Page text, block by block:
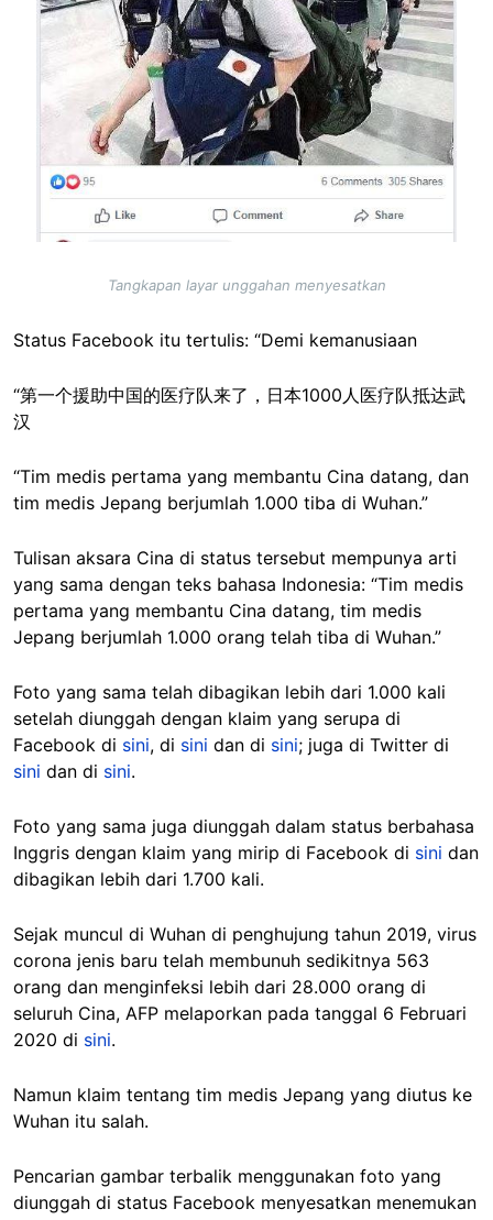
Tangkapan layar unggahan menyesatkan
Status Facebook itu tertulis: “Demi kemanusiaan
“第一个援助中国的医疗队来了，日本1000人医疗队抵达武
汉
“Tim medis pertama yang membantu Cina datang, dan
tim medis Jepang berjumlah 1.000 tiba di Wuhan.”
Tulisan aksara Cina di status tersebut mempunya arti
yang sama dengan teks bahasa Indonesia: “Tim medis
pertama yang membantu Cina datang, tim medis
Jepang berjumlah 1.000 orang telah tiba di Wuhan.”
Foto yang sama telah dibagikan lebih dari 1.000 kali
setelah diunggah dengan klaim yang serupa di
Facebook di sini, di sini dan di sini; juga di Twitter di
sini dan di sini.
Foto yang sama juga diunggah dalam status berbahasa
Inggris dengan klaim yang mirip di Facebook di sini dan
dibagikan lebih dari 1.700 kali.
Sejak muncul di Wuhan di penghujung tahun 2019, virus
corona jenis baru telah membunuh sedikitnya 563
orang dan menginfeksi lebih dari 28.000 orang di
seluruh Cina, AFP melaporkan pada tanggal 6 Februari
2020 di sini.
Namun klaim tentang tim medis Jepang yang diutus ke
Wuhan itu salah.
Pencarian gambar terbalik menggunakan foto yang
diunggah di status Facebook menyesatkan menemukan